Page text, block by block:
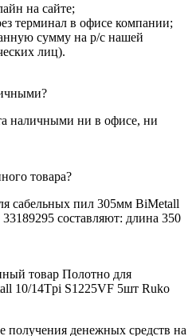
на сайте;
терминал в офисе компании;
сумму на р/с нашей
лиц).
наличными ни в офисе, ни
товара?
сабельных пил 305мм BiMetall
составляют: длина 350
товар Полотно для
10/14Tpi S1225VF 5шт Ruko
получения денежных средств на